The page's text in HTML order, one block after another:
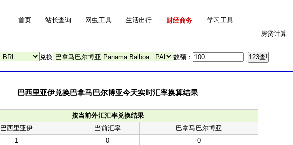
首页 站长查询 网虫工具 生活出行
财经商务
房贷计算
学习工具
兑换 数额：
巴西里亚伊兑换巴拿马巴尔博亚今天实时汇率换算结果
按当前外汇汇率兑换结果
巴西里亚伊
当前汇率
巴拿马巴尔博亚
1
0 0